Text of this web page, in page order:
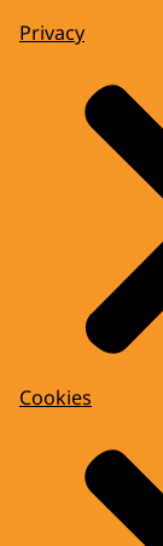
Privacy
Cookies